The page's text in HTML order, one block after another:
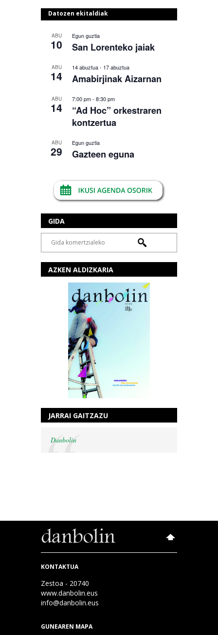
Datozen ekitaldiak
ABU
10
Egun guztia
San Lorenteko jaiak
ABU
14
14 abuztua- 17 abuztua
Amabirjinak Aizarnan
ABU
14
7:00 pm- 8:30 pm
“Ad Hoc” orkestraren
kontzertua
ABU
29
Egun guztia
Gazteen eguna
GIDA
AZKEN ALDIZKARIA
JARRAI GAITZAZU
Danbolin
KONTAKTUA
Zestoa - 20740
www.danbolin.eus
info@danbolin.eus
GUNEAREN MAPA